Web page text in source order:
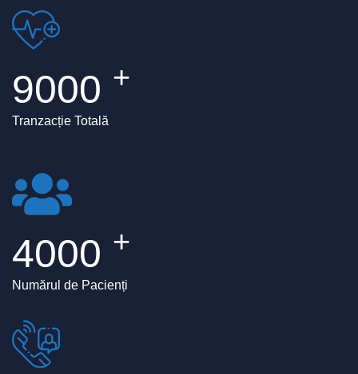
9000 +
Tranzacție Totală
4000 +
Numărul de Pacienți